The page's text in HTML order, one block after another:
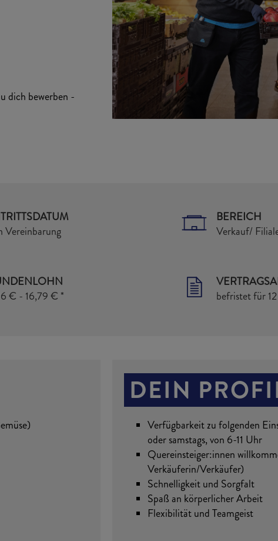
dich bewerben -
Vereinbarung
BEREICH
Verkauf/
€ - 16,79 € *
befristet für
DEIN
Verfügbarkeit zu folgenden
oder samstags, von 6-11 Uhr
Quereinsteiger:innen
Verkäuferin/Verkäufer)
Schnelligkeit und Sorgfalt
Spaß an körperlicher Arbeit
Flexibilität und Teamgeist